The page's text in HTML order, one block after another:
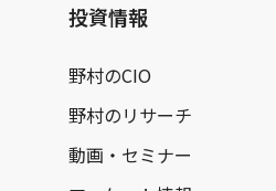
投資情報
野村のCIO
野村のリサーチ
動画・セミナー